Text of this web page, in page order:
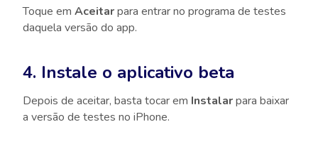
Toque em Aceitarpara entrar no programa de testes
daquela versão do app.
4. Instale o aplicativo beta
Depois de aceitar, basta tocar em Instalarpara baixar
a versão de testes no iPhone.